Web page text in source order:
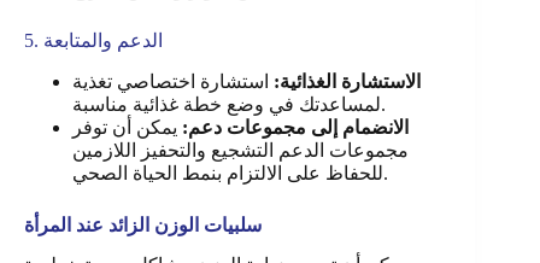
5. الدعم والمتابعة
الاستشارة الغذائية: استشارة اختصاصي تغذية
لمساعدتك في وضع خطة غذائية مناسبة.
الانضمام إلى مجموعات دعم: يمكن أن توفر
مجموعات الدعم التشجيع والتحفيز اللازمين
للحفاظ على الالتزام بنمط الحياة الصحي.
سلبيات الوزن الزائد عند المرأة